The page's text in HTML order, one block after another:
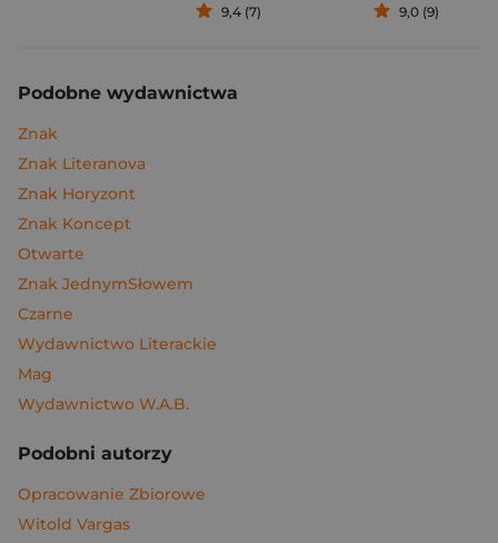
9,4 (7) 9,0 (9)
Podobne wydawnictwa
Znak
Znak Literanova
Znak Horyzont
Znak Koncept
Otwarte
Znak JednymSłowem
Czarne
Wydawnictwo Literackie
Mag
Wydawnictwo W.A.B.
Podobni autorzy
Opracowanie Zbiorowe
Witold Vargas